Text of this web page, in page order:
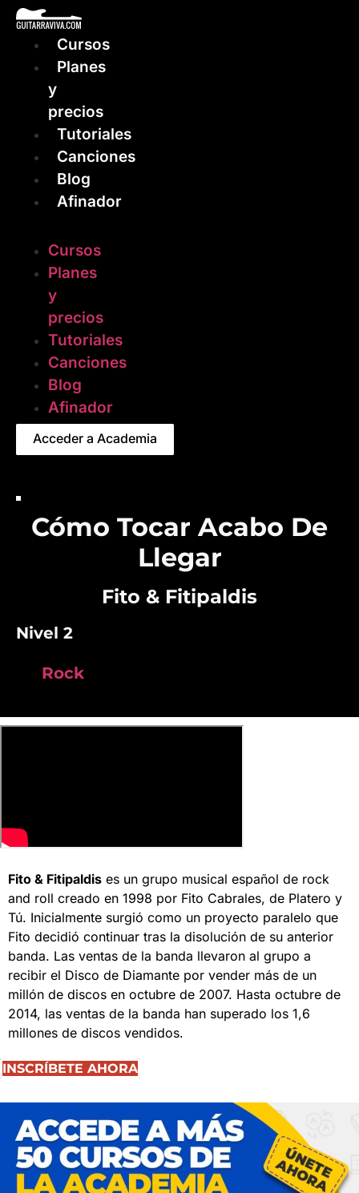
contenidoCursos
Planes
y
precios
Tutoriales
Canciones
Blog
Afinador
Cursos
Planes
y
precios
Tutoriales
Canciones
Blog
Afinador
Acceder a Academia
Cómo Tocar Acabo De
Llegar
Fito & Fitipaldis
Nivel 2
Rock
Fito & Fitipaldis es un grupo musical español de rock
and roll creado en 1998 por Fito Cabrales, de Platero y
Tú. Inicialmente surgió como un proyecto paralelo que
Fito decidió continuar tras la disolución de su anterior
banda. Las ventas de la banda llevaron al grupo a
recibir el Disco de Diamante por vender más de un
millón de discos en octubre de 2007. Hasta octubre de
2014, las ventas de la banda han superado los 1,6
millones de discos vendidos.
INSCRÍBETE AHORA